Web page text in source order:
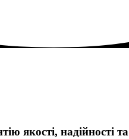
якості, надійності та